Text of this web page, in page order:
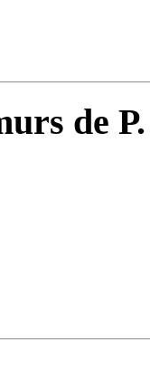
de